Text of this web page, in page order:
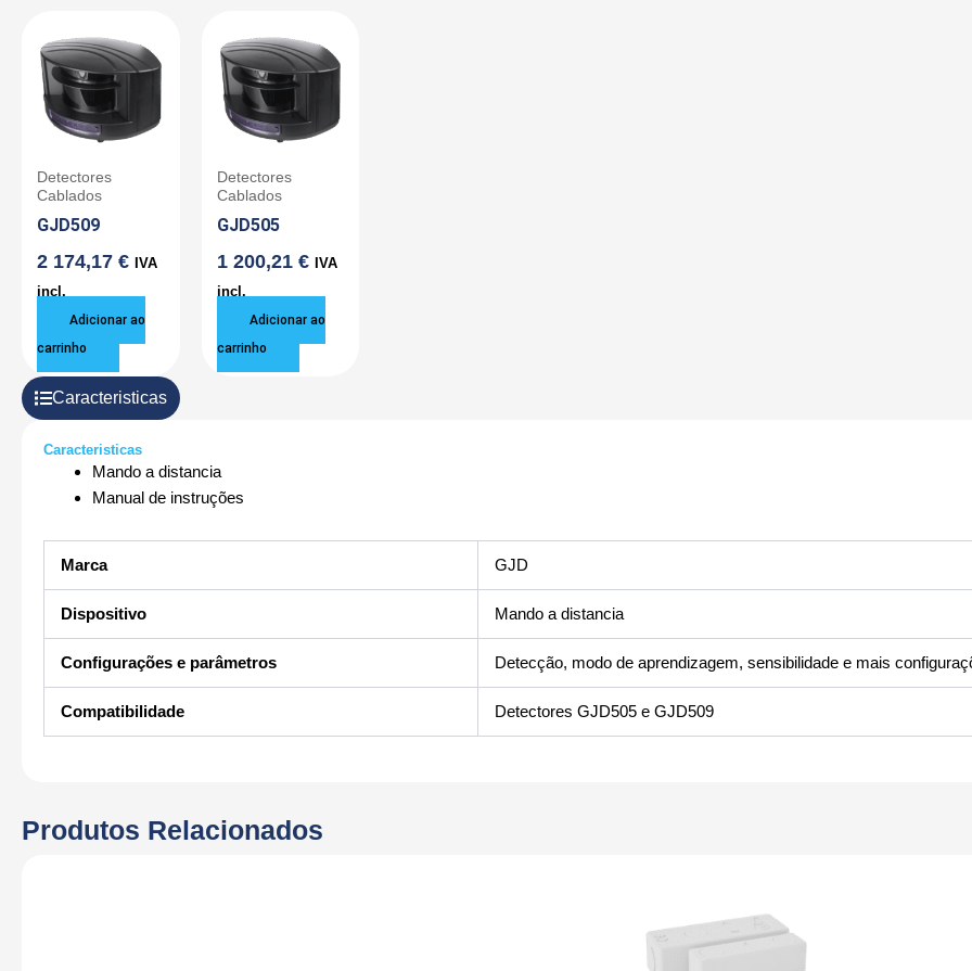
Detectores
Cablados
GJD509
2 174,17 € IVA
incl.
Adicionar ao
carrinho
Detectores
Cablados
GJD505
1 200,21 €
IVA
incl.
Adicionar ao
carrinho
Caracteristicas
Caracteristicas
Mando a distancia
Manual de instruções
Marca GJD
Dispositivo Mando a distancia
Configurações e parâmetros Detecção, modo de aprendizagem, sensibilidade e mais
Compatibilidade Detectores GJD505 e GJD509
Produtos Relacionados